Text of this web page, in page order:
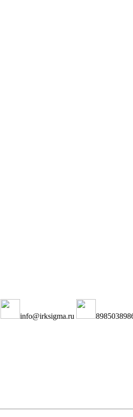
info@irksigma.ru